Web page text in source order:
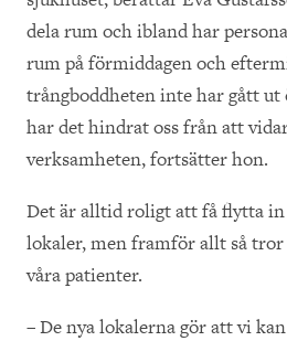
dela rum och ibland har
rum på förmiddagen och
trångboddheten inte har gått ut
har det hindrat oss från att
verksamheten, fortsätter hon.
Det är alltid roligt att få flytta
lokaler, men framför allt så
våra patienter.
– De nya lokalerna gör att vi